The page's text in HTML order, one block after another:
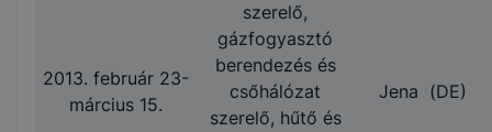
2013. február 23-
március 15.
szerelő,
gázfogyasztó
berendezés és
csőhálózat
szerelő, hűtő és
Jena (DE)